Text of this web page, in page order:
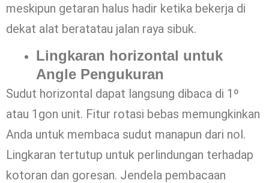
meskipun getaran halus hadir ketika bekerja di
dekat alat beratatau jalan raya sibuk.
Lingkaran horizontal untuk
Angle Pengukuran
Sudut horizontal dapat langsung dibaca di 1º
atau 1gon unit. Fitur rotasi bebas memungkinkan
Anda untuk membaca sudut manapun dari nol.
Lingkaran tertutup untuk perlindungan terhadap
kotoran dan goresan. Jendela pembacaan